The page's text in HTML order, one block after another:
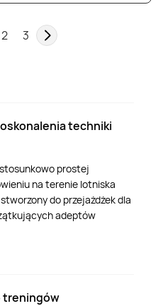
2 3
techniki
prostej
na terenie lotniska
do przejażdżek dla
adeptów
treningów